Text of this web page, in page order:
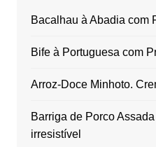
Bacalhau à Abadia com
Bife à Portuguesa com
Arroz-Doce Minhoto.
Barriga de Porco
irresistível